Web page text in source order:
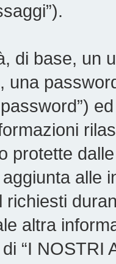
di base, un
una
protette
alle
richiesti
altra
“I NOSTRI